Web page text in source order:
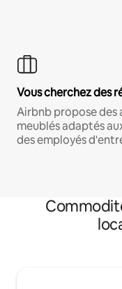
Vous cherchez des
Airbnb propose
meublés adaptés
des employés